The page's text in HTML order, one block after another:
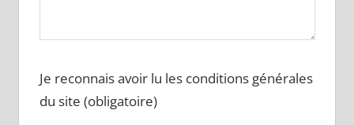
Je reconnais avoir lu les conditions générales
du site (obligatoire)